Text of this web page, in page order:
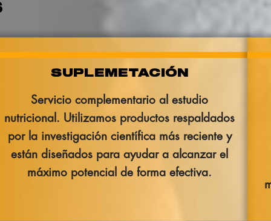
SUPLEMETACIÓN
Servicio complementario al estudio
nutricional. Utilizamos productos respaldados
por la investigación científica más reciente y
están diseñados para ayudar a alcanzar el
máximo potencial de forma efectiva.